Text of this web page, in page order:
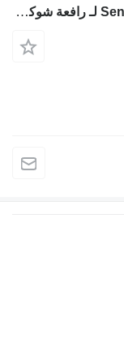
Senzor diagnoza Jungheinrich 50130160 لـ رافعة شوكية ديزل